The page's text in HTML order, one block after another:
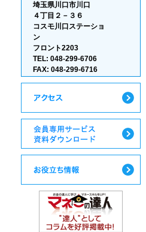
埼玉県川口市川口
４丁目２－３６
コスモ川口ステーショ
ン
フロント2203
TEL: 048-299-6706
FAX: 048-299-6716